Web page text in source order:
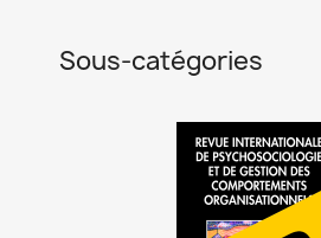
Sous-catégories